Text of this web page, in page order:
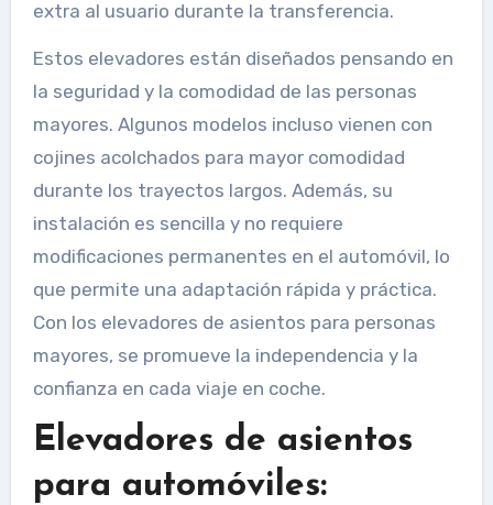
extra al usuario durante la transferencia.
Estos elevadores están diseñados pensando en
la seguridad y la comodidad de las personas
mayores. Algunos modelos incluso vienen con
cojines acolchados para mayor comodidad
durante los trayectos largos. Además, su
instalación es sencilla y no requiere
modificaciones permanentes en el automóvil, lo
que permite una adaptación rápida y práctica.
Con los elevadores de asientos para personas
mayores, se promueve la independencia y la
confianza en cada viaje en coche.
Elevadores de asientos
para automóviles: